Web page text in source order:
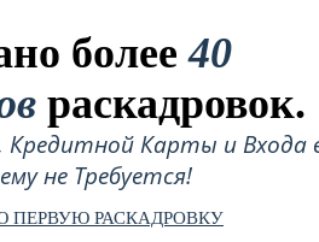
более40
раскадровок.
Кредитной Карты и Входа
не Требуется!
ПЕРВУЮ РАСКАДРОВКУ